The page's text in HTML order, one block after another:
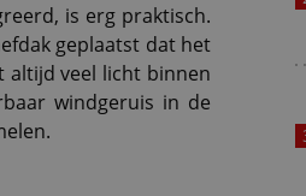
is erg praktisch.
geplaatst dat het
altijd veel licht binnen
windgeruis in de